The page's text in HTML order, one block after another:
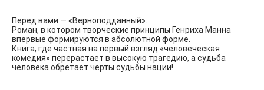
Перед вами — «Верноподданный».
Роман, в котором творческие принципы Генриха Манна
впервые формируются в абсолютной форме.
Книга, где частная на первый взгляд «человеческая
комедия» перерастает в высокую трагедию, а судьба
человека обретает черты судьбы нации!..